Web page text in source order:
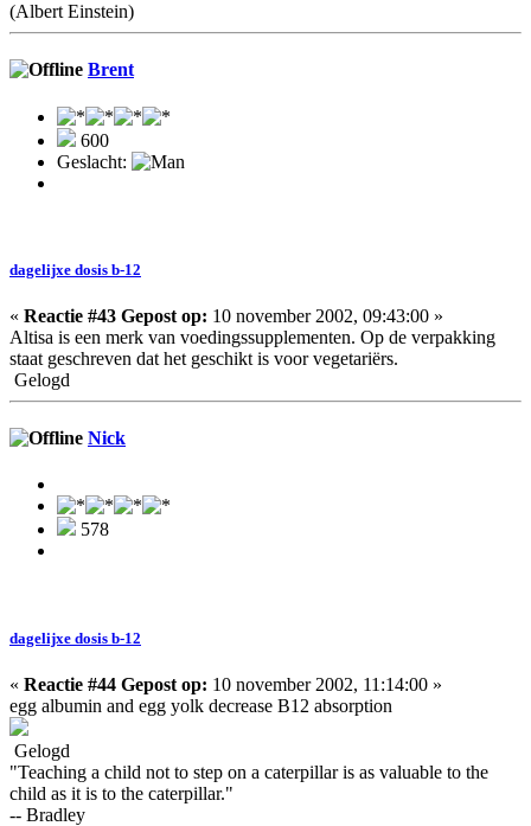
(Albert Einstein)
Brent
600
Geslacht:
dagelijxe dosis b-12
« Reactie #43 Gepost op: 10 november 2002, 09:43:00 »
Altisa is een merk van voedingssupplementen. Op de verpakking
staat geschreven dat het geschikt is voor vegetariërs.
Gelogd
Nick
578
dagelijxe dosis b-12
« Reactie #44 Gepost op: 10 november 2002, 11:14:00 »
egg albumin and egg yolk decrease B12 absorption
Gelogd
"Teaching a child not to step on a caterpillar is as valuable to the
child as it is to the caterpillar."
-- Bradley